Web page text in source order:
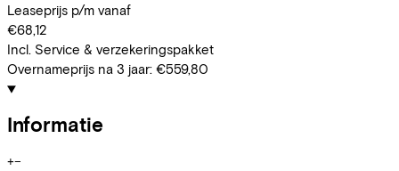
Leaseprijs p/m vanaf
€68,12
Incl. Service & verzekeringspakket
Overnameprijs na 3 jaar: €559,80
Informatie
+−